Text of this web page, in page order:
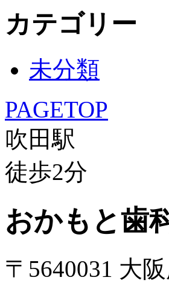
カテゴリー
未分類
PAGETOP
吹田駅
徒歩2分
おかもと歯
〒5640031 大